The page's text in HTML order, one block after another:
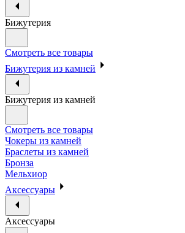
Бижутерия
Смотреть все товары
Бижутерия из камней
Бижутерия из камней
Смотреть все товары
Чокеры из камней
Браслеты из камней
Бронза
Мельхиор
Аксессуары
Аксессуары